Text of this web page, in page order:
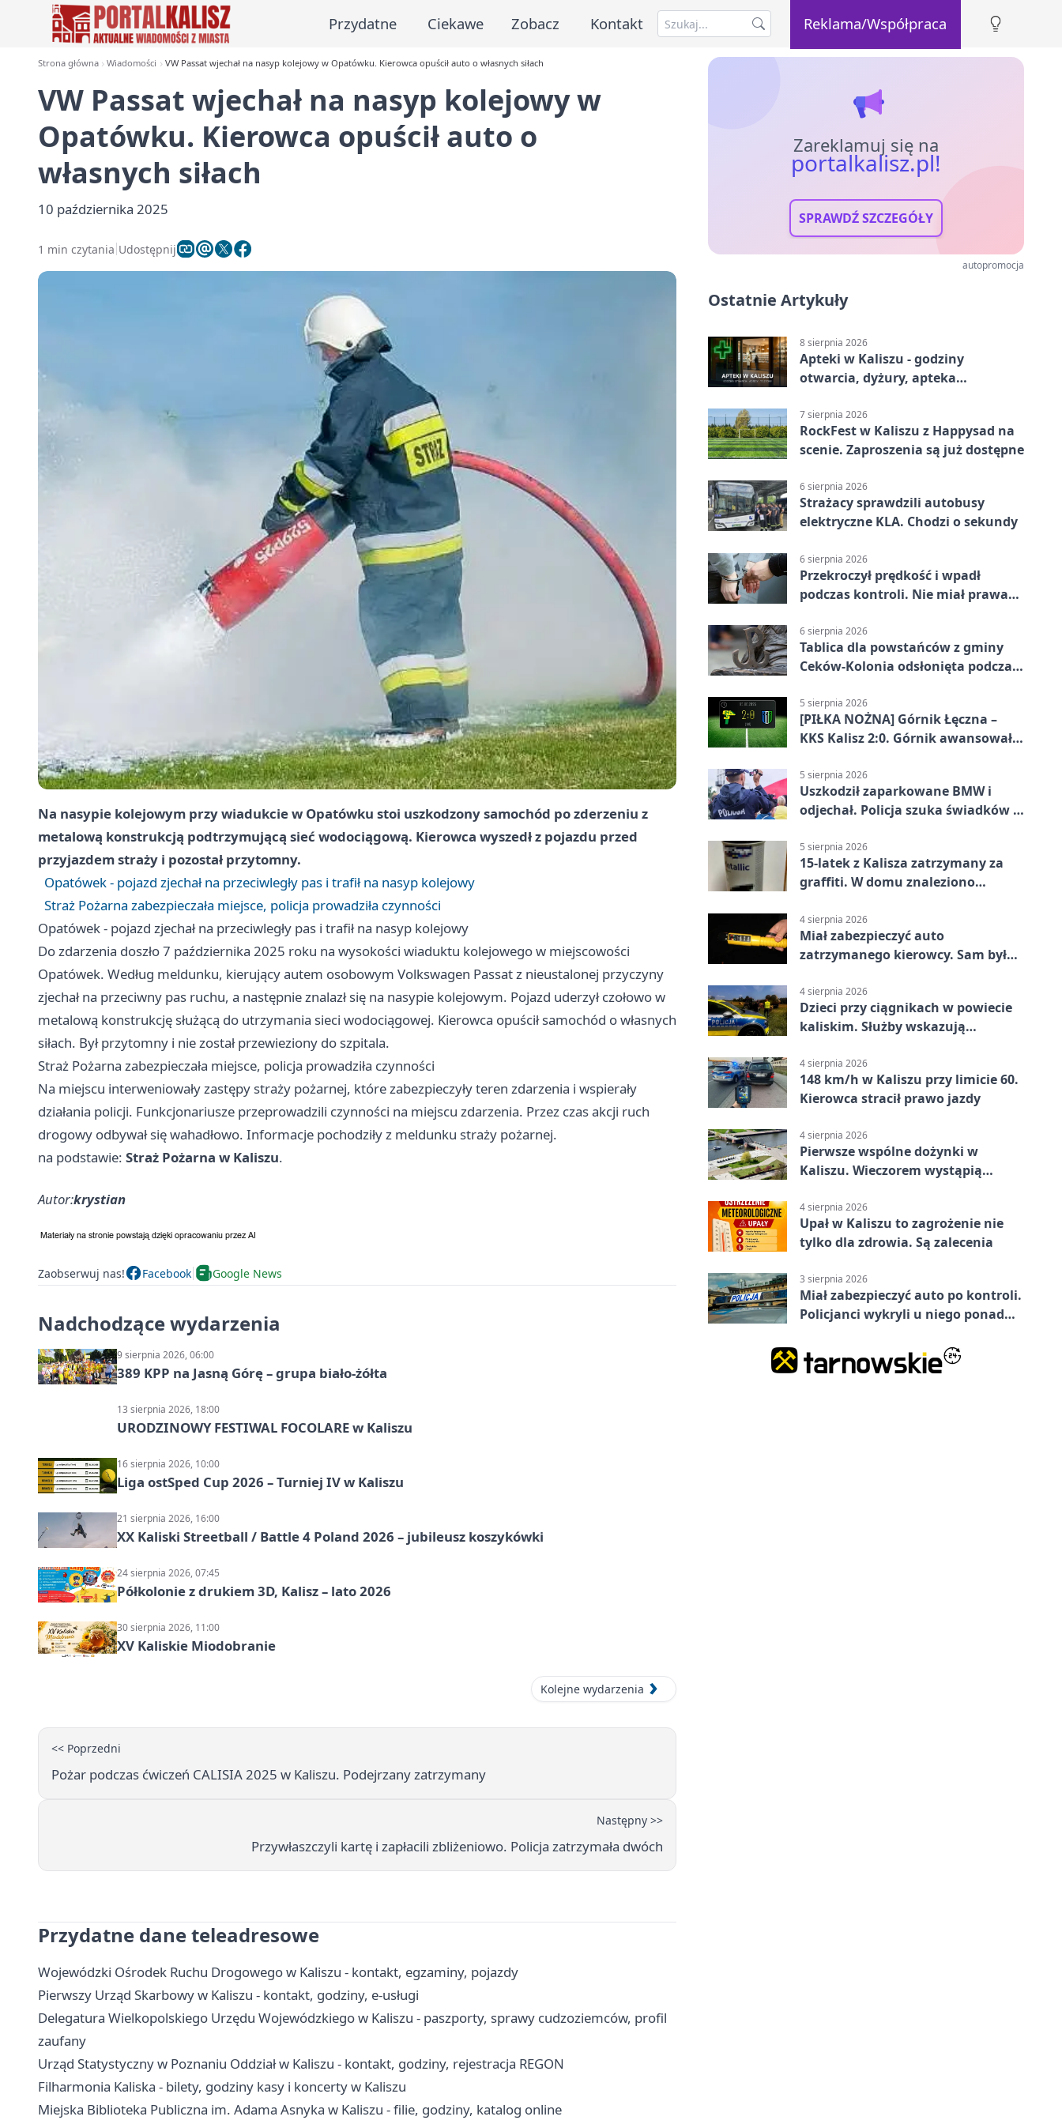
Przydatne Ciekawe Zobacz Kontakt Reklama/Współpraca
Strona główna Wiadomości VW Passat wjechał na nasyp kolejowy w Opatówku. Kierowca opuścił auto o własnych siłach
VW Passat wjechał na nasyp kolejowy w
Opatówku. Kierowca opuścił auto o
własnych siłach
10 października 2025
1 min czytania Udostępnij
Na nasypie kolejowym przy wiadukcie w Opatówku stoi uszkodzony samochód po zderzeniu z
metalową konstrukcją podtrzymującą sieć wodociągową. Kierowca wyszedł z pojazdu przed
przyjazdem straży i pozostał przytomny.
Opatówek - pojazd zjechał na przeciwległy pas i trafił na nasyp kolejowy
Straż Pożarna zabezpieczała miejsce, policja prowadziła czynności
Opatówek - pojazd zjechał na przeciwległy pas i trafił na nasyp kolejowy
Do zdarzenia doszło 7 października 2025 roku na wysokości wiaduktu kolejowego w miejscowości
Opatówek. Według meldunku, kierujący autem osobowym Volkswagen Passat z nieustalonej przyczyny
zjechał na przeciwny pas ruchu, a następnie znalazł się na nasypie kolejowym. Pojazd uderzył czołowo w
metalową konstrukcję służącą do utrzymania sieci wodociągowej. Kierowca opuścił samochód o własnych
siłach. Był przytomny i nie został przewieziony do szpitala.
Straż Pożarna zabezpieczała miejsce, policja prowadziła czynności
Na miejscu interweniowały zastępy straży pożarnej, które zabezpieczyły teren zdarzenia i wspierały
działania policji. Funkcjonariusze przeprowadzili czynności na miejscu zdarzenia. Przez czas akcji ruch
drogowy odbywał się wahadłowo. Informacje pochodziły z meldunku straży pożarnej.
na podstawie: Straż Pożarna w Kaliszu.
Autor:krystian
Zaobserwuj nas! Facebook Google News
Nadchodzące wydarzenia
9 sierpnia 2026, 06:00
389 KPP na Jasną Górę – grupa biało-żółta
13 sierpnia 2026, 18:00
URODZINOWY FESTIWAL FOCOLARE w Kaliszu
16 sierpnia 2026, 10:00
Liga ostSped Cup 2026 – Turniej IV w Kaliszu
21 sierpnia 2026, 16:00
XX Kaliski Streetball / Battle 4 Poland 2026 – jubileusz koszykówki
24 sierpnia 2026, 07:45
Półkolonie z drukiem 3D, Kalisz – lato 2026
30 sierpnia 2026, 11:00
XV Kaliskie Miodobranie
Kolejne wydarzenia
<< Poprzedni
Pożar podczas ćwiczeń CALISIA 2025 w Kaliszu. Podejrzany zatrzymany
Następny >>
Przywłaszczyli kartę i zapłacili zbliżeniowo. Policja zatrzymała dwóch
Przydatne dane teleadresowe
Wojewódzki Ośrodek Ruchu Drogowego w Kaliszu - kontakt, egzaminy, pojazdy
Pierwszy Urząd Skarbowy w Kaliszu - kontakt, godziny, e-usługi
Delegatura Wielkopolskiego Urzędu Wojewódzkiego w Kaliszu - paszporty, sprawy cudzoziemców, profil
zaufany
Urząd Statystyczny w Poznaniu Oddział w Kaliszu - kontakt, godziny, rejestracja REGON
Filharmonia Kaliska - bilety, godziny kasy i koncerty w Kaliszu
Miejska Biblioteka Publiczna im. Adama Asnyka w Kaliszu - filie, godziny, katalog online
Zareklamuj się na
portalkalisz.pl!
SPRAWDŹ SZCZEGÓŁY
autopromocja
Ostatnie Artykuły
8 sierpnia 2026
Apteki w Kaliszu - godziny
otwarcia, dyżury, apteka
7 sierpnia 2026
RockFest w Kaliszu z Happysad na
scenie. Zaproszenia są już dostępne
6 sierpnia 2026
Strażacy sprawdzili autobusy
elektryczne KLA. Chodzi o sekundy
6 sierpnia 2026
Przekroczył prędkość i wpadł
podczas kontroli. Nie miał prawa
6 sierpnia 2026
Tablica dla powstańców z gminy
Ceków-Kolonia odsłonięta podczas
5 sierpnia 2026
[PIŁKA NOŻNA] Górnik Łęczna –
KKS Kalisz 2:0. Górnik awansował
5 sierpnia 2026
Uszkodził zaparkowane BMW i
odjechał. Policja szuka świadków w
5 sierpnia 2026
15-latek z Kalisza zatrzymany za
graffiti. W domu znaleziono
4 sierpnia 2026
Miał zabezpieczyć auto
zatrzymanego kierowcy. Sam był
4 sierpnia 2026
Dzieci przy ciągnikach w powiecie
kaliskim. Służby wskazują
4 sierpnia 2026
148 km/h w Kaliszu przy limicie 60.
Kierowca stracił prawo jazdy
4 sierpnia 2026
Pierwsze wspólne dożynki w
Kaliszu. Wieczorem wystąpią
4 sierpnia 2026
Upał w Kaliszu to zagrożenie nie
tylko dla zdrowia. Są zalecenia
3 sierpnia 2026
Miał zabezpieczyć auto po kontroli.
Policjanci wykryli u niego ponad